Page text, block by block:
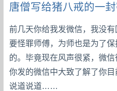
唐僧写给猪八戒的一
前几天你给我发微信，我没
要怪罪师傅，为师也是为了
的。毕竟现在风声很紧，微
你发的微信中大致了解了你
说道说道……